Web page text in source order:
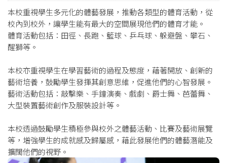
本校重視學生多元化的體藝發展，推動各類型的體育活動，從
校內到校外，讓學生能有最大的空間展現他們的體育才能。
體育活動包括：田徑、長跑、籃球、乒乓球、躲避盤、攀石、
醒獅等。
本校亦重視學生在學習藝術的過程及態度，藉著開放、創新的
藝術培養，鼓勵學生發揮其創意思維，促進他們的心智發展。
藝術活動包括：敲擊樂、手鐘演奏、戲劇、爵士舞、芭蕾舞、
大型裝置藝術創作及服裝設計等。
本校透過鼓勵學生積極參與校外之體藝活動、比賽及藝術展覽
等，增強學生的成就感及歸屬感，藉此發展他們的體藝潛能及
擴闊他們的視野。